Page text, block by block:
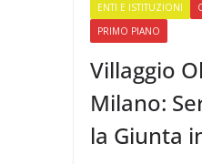
ENTI E ISTITUZIONI
PRIMO PIANO
Villaggio
Milano:
la Giunta